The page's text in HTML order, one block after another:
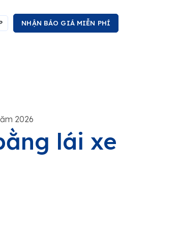
NHẬN BÁO GIÁ MIỄN PHÍ
2026
lái xe